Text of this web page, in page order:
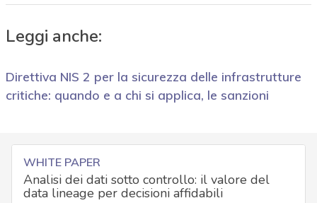
Leggi anche:
Direttiva NIS 2 per la sicurezza delle infrastrutture
critiche: quando e a chi si applica, le sanzioni
WHITE PAPER
Analisi dei dati sotto controllo: il valore del
data lineage per decisioni affidabili